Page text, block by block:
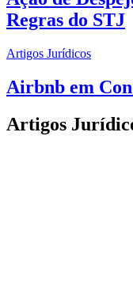
Regras do STJ
Artigos Jurídicos
Airbnb em
Artigos